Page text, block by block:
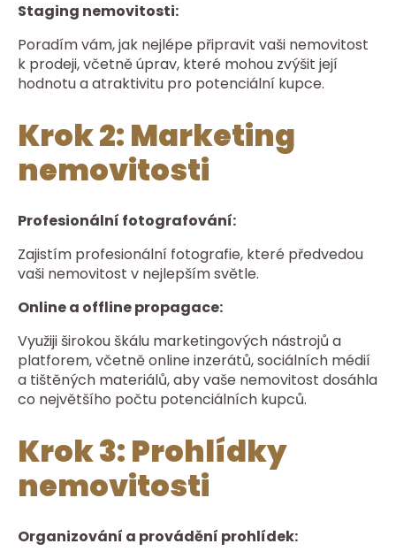
Staging nemovitosti:
Poradím vám, jak nejlépe připravit vaši nemovitost
k prodeji, včetně úprav, které mohou zvýšit její
hodnotu a atraktivitu pro potenciální kupce.
Krok 2: Marketing
nemovitosti
Profesionální fotografování:
Zajistím profesionální fotografie, které předvedou
vaši nemovitost v nejlepším světle.
Online a offline propagace:
Využiji širokou škálu marketingových nástrojů a
platforem, včetně online inzerátů, sociálních médií
a tištěných materiálů, aby vaše nemovitost dosáhla
co největšího počtu potenciálních kupců.
Krok 3: Prohlídky
nemovitosti
Organizování a provádění prohlídek: